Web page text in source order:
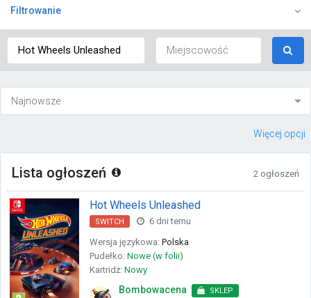
Filtrowanie
Więcej opcji
Lista ogłoszeń 2 ogłoszeń
Hot Wheels Unleashed
SWITCH
6 dni temu
Wersja językowa: Polska
Pudełko: Nowe (w folii)
Kartridż: Nowy
Bombowacena SKLEP